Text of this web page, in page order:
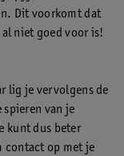
Dit voorkomt dat
niet goed voor is!
lig je vervolgens de
van je
kunt dus beter
contact op met je